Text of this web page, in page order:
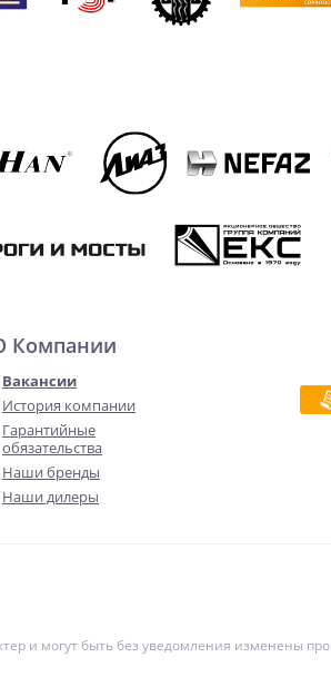
Компании
Вакансии
История компании
Гарантийные
обязательства
Наши бренды
Наши дилеры
и могут быть без уведомления изменены